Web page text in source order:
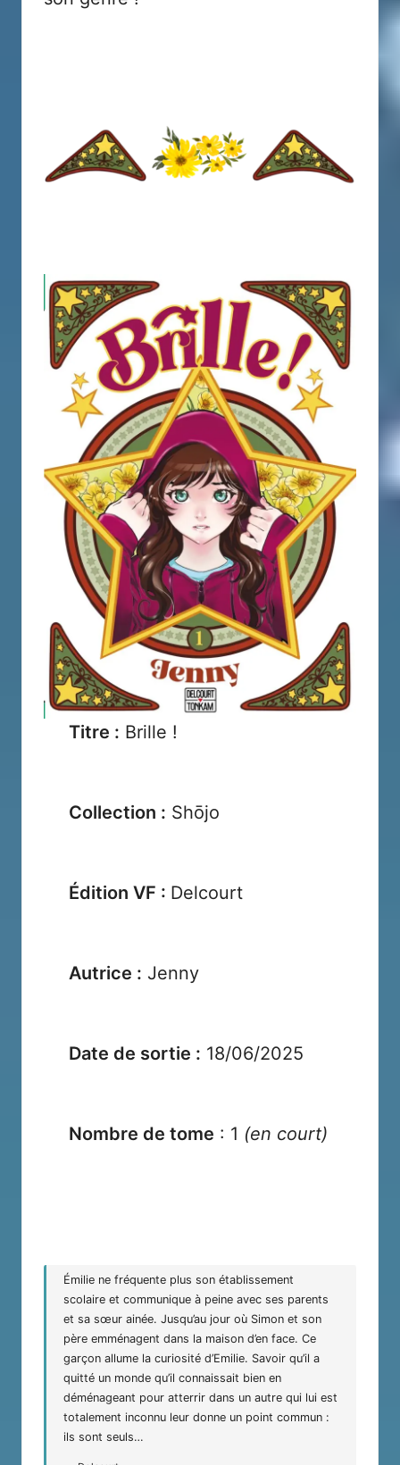
Titre : Brille !
Collection : Shōjo
Édition VF : Delcourt
Autrice : Jenny
Date de sortie : 18/06/2025
Nombre de tome : 1 (en court)
Émilie ne fréquente plus son établissement
scolaire et communique à peine avec ses parents
et sa sœur ainée. Jusqu’au jour où Simon et son
père emménagent dans la maison d’en face. Ce
garçon allume la curiosité d’Emilie. Savoir qu’il a
quitté un monde qu’il connaissait bien en
déménageant pour atterrir dans un autre qui lui est
totalement inconnu leur donne un point commun :
ils sont seuls…